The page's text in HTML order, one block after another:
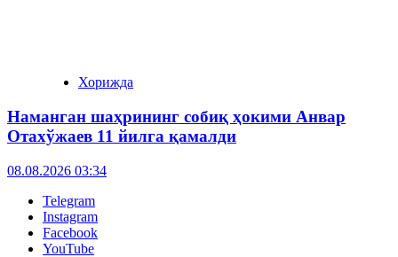
Хорижда
Наманган шаҳрининг собиқ ҳокими Анвар
Отахўжаев 11 йилга қамалди
08.08.2026 03:34
Telegram
Instagram
Facebook
YouTube